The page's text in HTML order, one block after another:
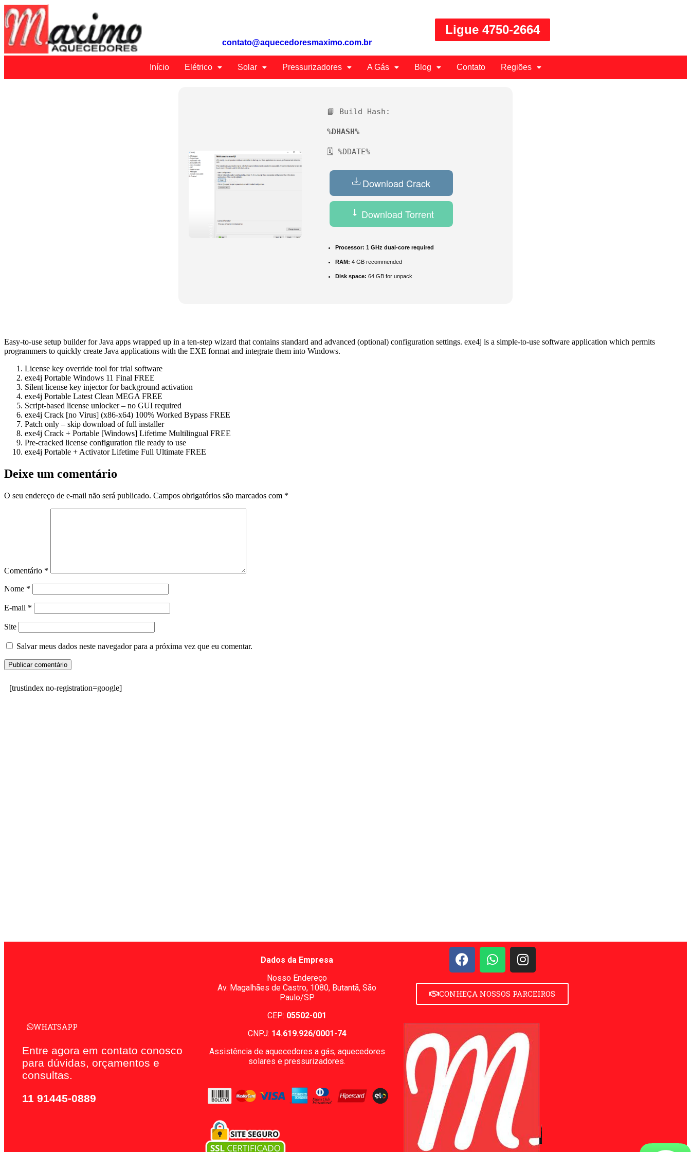
contato@aquecedoresmaximo.com.br
Ligue 4750-2664
Início Elétrico Solar Pressurizadores A Gás Blog Contato Regiões
📘 Build Hash:
%DHASH%
🗓 %DDATE%
Download Crack
Download Torrent
Processor: 1 GHz dual-core required
RAM: 4 GB recommended
Disk space: 64 GB for unpack
Easy-to-use setup builder for Java apps wrapped up in a ten-step wizard that contains standard and advanced (optional) configuration settings. exe4j is a simple-to-use software application which permits
programmers to quickly create Java applications with the EXE format and integrate them into Windows.
License key override tool for trial software
exe4j Portable Windows 11 Final FREE
Silent license key injector for background activation
exe4j Portable Latest Clean MEGA FREE
Script-based license unlocker – no GUI required
exe4j Crack [no Virus] (x86-x64) 100% Worked Bypass FREE
Patch only – skip download of full installer
exe4j Crack + Portable [Windows] Lifetime Multilingual FREE
Pre-cracked license configuration file ready to use
exe4j Portable + Activator Lifetime Full Ultimate FREE
Deixe um comentário
O seu endereço de e-mail não será publicado. Campos obrigatórios são marcados com *
Comentário *
Nome *
E-mail *
Site
Salvar meus dados neste navegador para a próxima vez que eu comentar.
[trustindex no-registration=google]
WHATSAPP
Entre agora em contato conosco
para dúvidas, orçamentos e
consultas.
11 91445-0889
Dados da Empresa
Nosso Endereço
Av. Magalhães de Castro, 1080, Butantã, São
Paulo/SP
CEP: 05502-001
CNPJ: 14.619.926/0001-74
Assistência de aquecedores a gás, aquecedores
solares e pressurizadores.
CONHEÇA NOSSOS PARCEIROS